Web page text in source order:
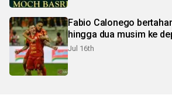
Fabio Calonego
hingga dua musim ke
Jul 16th